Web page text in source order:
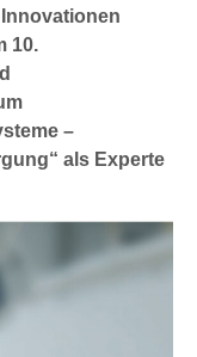
10.
–
als Experte